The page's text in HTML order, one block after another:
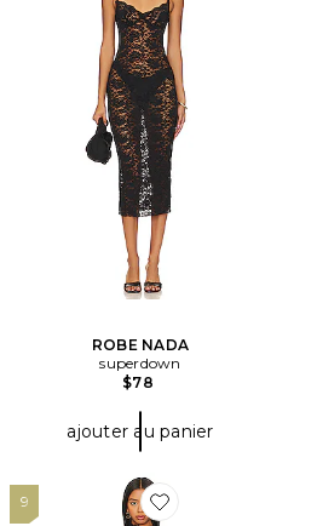
ROBE NADA
superdown
$78
ajouter au panier
9
Favorite ROBE NOOSA